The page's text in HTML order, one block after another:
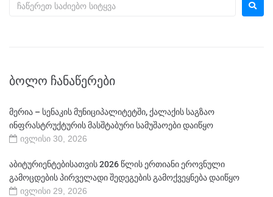
ᲑᲝᲚᲝ ᲩᲐᲜᲐᲬᲔᲠᲔᲑᲘ
მერია – სენაკის მუნიციპალიტეტში, ქალაქის საგზაო
ინფრასტრუქტურის მასშტაბური სამუშაოები დაიწყო
ივლისი 30, 2026
აბიტურიენტებისათვის 2026 წლის ერთიანი ეროვნული
გამოცდების პირველადი შედეგების გამოქვეყნება დაიწყო
ივლისი 29, 2026